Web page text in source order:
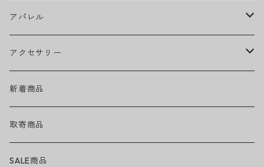
Ed Sheeran
EMINEM
GREEN DAY
GUNS N' ROSES
LADY GAGA
ウィール
ベアリング
トラック
ヘルメット・プロテクター
アクセサリー・小物
アパレル
ヘッドウェア
キャップ
ハット
ネックウェア
トップス
Tシャツ・ロングTシャツ
ボトムス
アクセサリー
ハードグッズ
バッグ・ポーチ
サングラス
新着商品
取寄商品
SALE商品